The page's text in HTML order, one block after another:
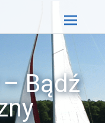
Skip
to
content
Bądź